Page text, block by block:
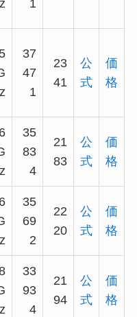
1
37
47
1
23
41
公
式
価
格
35
83
4
21
83
公
式
価
格
35
69
2
22
20
公
式
価
格
33
93
4
21
94
公
式
価
格